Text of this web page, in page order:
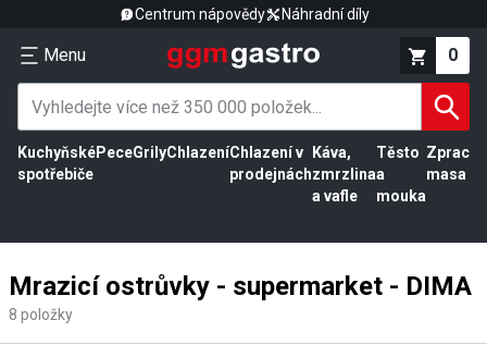
Centrum nápovědy Náhradní díly
Menu 0
Kuchyňské
spotřebiče
PeceGrilyChlazeníChlazení v
prodejnách
Káva,
zmrzlina
a vafle
Těsto
a
mouka
masa
Mrazicí ostrůvky - supermarket - DIMA
8 položky